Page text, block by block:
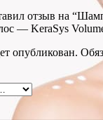
отзыв на
— KeraSys
опубликован.